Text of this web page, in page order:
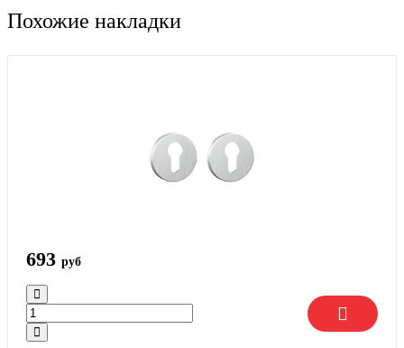
Похожие накладки
693 руб